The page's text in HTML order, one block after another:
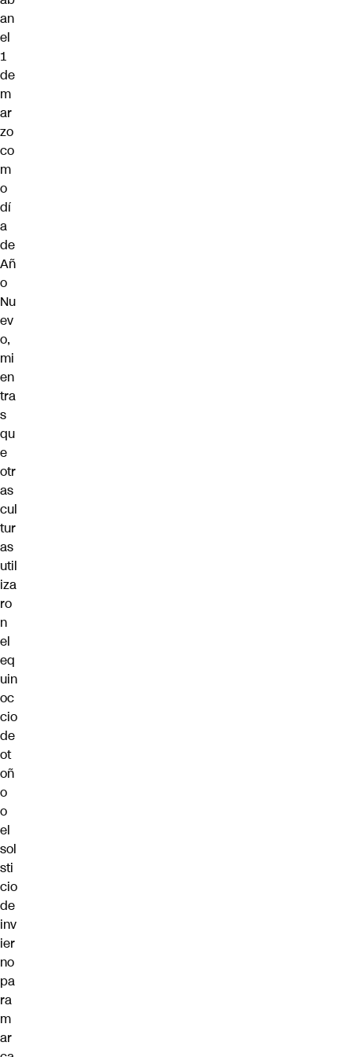
an
el
1
de
m
ar
zo
co
m
o
dí
a
de
Añ
o
Nu
ev
o,
mi
en
tra
s
qu
e
otr
as
cul
tur
as
util
iza
ro
n
el
eq
uin
oc
cio
de
ot
oñ
o
o
el
sol
sti
cio
de
inv
ier
no
pa
ra
m
ar